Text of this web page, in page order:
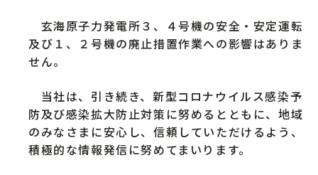
玄海原子力発電所３、４号機の安全・安定運転
及び１、２号機の廃止措置作業への影響はありま
せん。
当社は、引き続き、新型コロナウイルス感染予
防及び感染拡大防止対策に努めるとともに、地域
のみなさまに安心し、信頼していただけるよう、
積極的な情報発信に努めてまいります。